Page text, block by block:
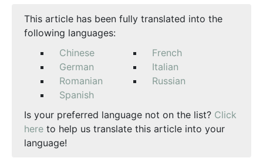
This article has been fully translated into the
following languages:
Chinese
French
German
Italian
Romanian
Russian
Spanish
Is your preferred language not on the list? Click
here to help us translate this article into your
language!